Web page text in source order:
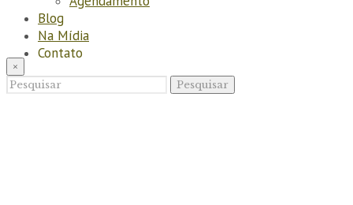
Blog
Na Mídia
Contato
Pesquisar
×
Pesquisar
por:
Pesquisar